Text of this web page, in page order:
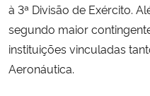
Ministério da Mulher, da Família e
Secretaria-Geral
à 3ª Divisão de Exército.
segundo maior
instituições vinculadas
Aeronáutica.